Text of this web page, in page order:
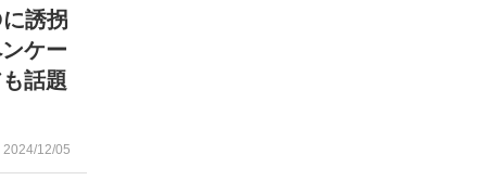
誘拐
ケー
話題
2024/12/05